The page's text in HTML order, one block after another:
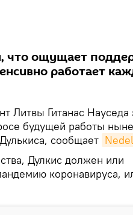
что ощущает
работает
Литвы Гитанас Науседа
будущей работы
сообщает
Дулкис должен или
коронавируса,